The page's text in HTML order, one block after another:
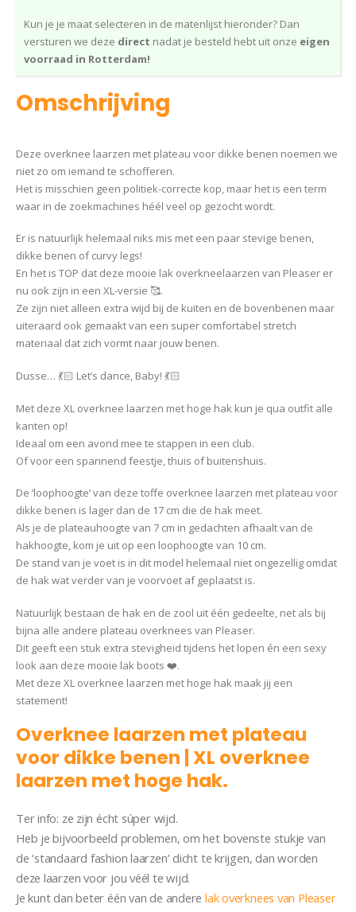
Kun je je maat selecteren in de matenlijst hieronder? Dan
versturen we deze direct nadat je besteld hebt uit onze eigen
voorraad in Rotterdam!
Omschrijving
Deze overknee laarzen met plateau voor dikke benen noemen we
niet zo om iemand te schofferen.
Het is misschien geen politiek-correcte kop, maar het is een term
waar in de zoekmachines héél veel op gezocht wordt.
Er is natuurlijk helemaal niks mis met een paar stevige benen,
dikke benen of curvy legs!
En het is TOP dat deze mooie lak overkneelaarzen van Pleaser er
nu ook zijn in een XL-versie 🥰.
Ze zijn niet alleen extra wijd bij de kuiten en de bovenbenen maar
uiteraard ook gemaakt van een super comfortabel stretch
materiaal dat zich vormt naar jouw benen.
Dusse… 💃🏻 Let’s dance, Baby! 💃🏻
Met deze XL overknee laarzen met hoge hak kun je qua outfit alle
kanten op!
Ideaal om een avond mee te stappen in een club.
Of voor een spannend feestje, thuis of buitenshuis.
De ‘loophoogte’ van deze toffe overknee laarzen met plateau voor
dikke benen is lager dan de 17 cm die de hak meet.
Als je de plateauhoogte van 7 cm in gedachten afhaalt van de
hakhoogte, kom je uit op een loophoogte van 10 cm.
De stand van je voet is in dit model helemaal niet ongezellig omdat
de hak wat verder van je voorvoet af geplaatst is.
Natuurlijk bestaan de hak en de zool uit één gedeelte, net als bij
bijna alle andere plateau overknees van Pleaser.
Dit geeft een stuk extra stevigheid tijdens het lopen én een sexy
look aan deze mooie lak boots ❤️.
Met deze XL overknee laarzen met hoge hak maak jij een
statement!
Overknee laarzen met plateau
voor dikke benen | XL overknee
laarzen met hoge hak.
Ter info: ze zijn écht súper wijd.
Heb je bijvoorbeeld problemen, om het bovenste stukje van
de ‘standaard fashion laarzen’ dicht te krijgen, dan worden
deze laarzen voor jou véél te wijd.
Je kunt dan beter één van de andere lak overknees van Pleaser